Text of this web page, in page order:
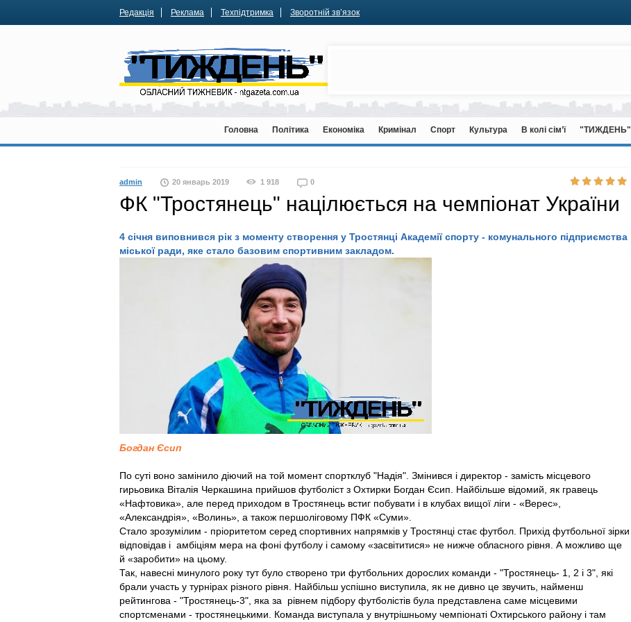
Редакція Реклама Техпідтримка Зворотній зв’язок
Головна Політика Економіка Кримінал Спорт Культура В колі сім’ї "ТИЖДЕНЬ"
admin 20 январь 2019 1 918 0
ФК "Тростянець" націлюється на чемпіонат України
4 січня виповнився рік з моменту створення у Тростянці Академії спорту - комунального підприємства
міської ради, яке стало базовим спортивним закладом.
Богдан Єсип
По суті воно замінило діючий на той момент спортклуб "Надія". Змінився і директор - замість місцевого
гирьовика Віталія Черкашина прийшов футболіст з Охтирки Богдан Єсип. Найбільше відомий, як гравець
«Нафтовика», але перед приходом в Тростянець встиг побувати і в клубах вищої ліги - «Верес»,
«Александрія», «Волинь», а також першоліговому ПФК «Суми».
Стало зрозумілим - пріоритетом серед спортивних напрямків у Тростянці стає футбол. Прихід футбольної зірки
відповідав і амбіціям мера на фоні футболу і самому «засвітитися» не нижче обласного рівня. А можливо ще
й «заробити» на цьому.
Так, навесні минулого року тут було створено три футбольних дорослих команди - "Тростянець- 1, 2 і 3", які
брали участь у турнірах різного рівня. Найбільш успішно виступила, як не дивно це звучить, найменш
рейтингова - "Тростянець-3", яка за рівнем підбору футболістів була представлена саме місцевими
спортсменами - тростянецькими. Команда виступала у внутрішньому чемпіонаті Охтирського району і там